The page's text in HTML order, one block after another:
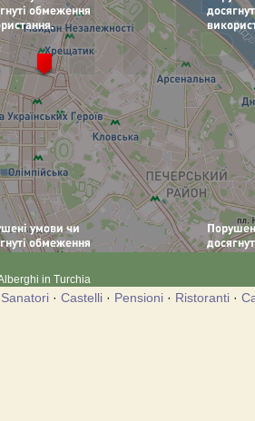
in Turchia
Sanatori · Castelli · Pensioni · Ristoranti ·